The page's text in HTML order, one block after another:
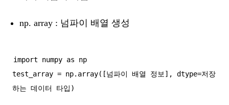
np. array : 넘파이 배열 생성
import numpy as np
test_array = np.array([넘파이 배열 정보], dtype=저장